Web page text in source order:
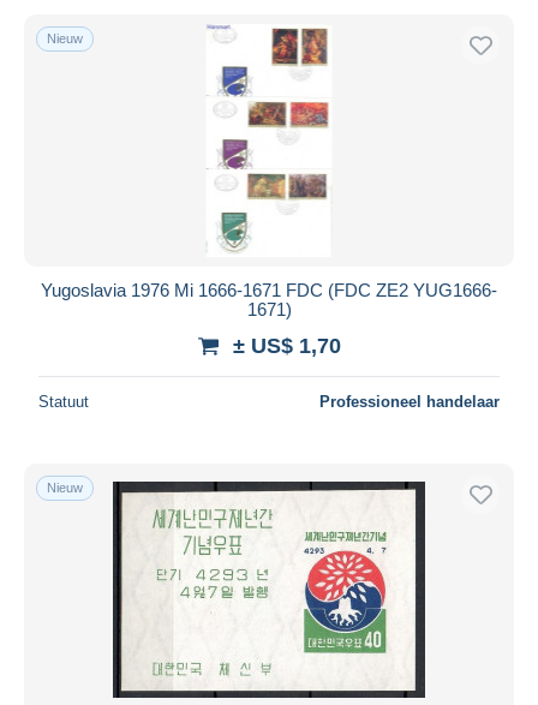
Nieuw
Yugoslavia 1976 Mi 1666-1671 FDC (FDC ZE2 YUG1666-
1671)
± US$ 1,70
Statuut Professioneel handelaar
Nieuw